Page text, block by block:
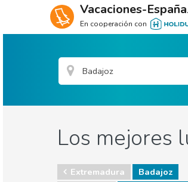
Vacaciones-España
En cooperación con
Los mejores
Extremadura
Badajoz